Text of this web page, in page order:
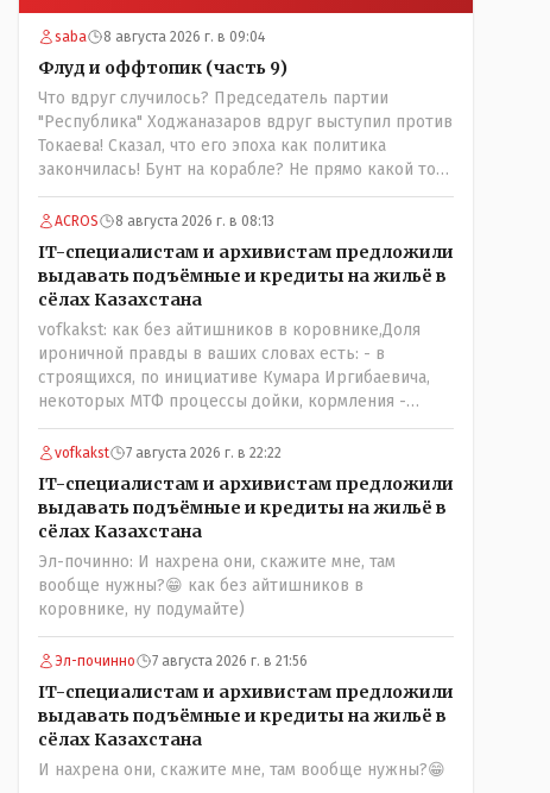
saba 8 августа 2026 г. в 09:04
Флуд и оффтопик (часть 9)
Что вдруг случилось? Председатель партии
"Республика" Ходжаназаров вдруг выступил против
Токаева! Сказал, что его эпоха как политика
закончилась! Бунт на корабле? Не прямо какой то
правдолюб вдруг выступил! Может он
инопланетянин? Появился неизвестно откуда,
холдинг и теперь против президента выступает!
Вот ни капельки ему не поверю, что он действует в
интересах страны, про народ уже и не говорю!
Опять какие то закулисные игры?
ACROS 8 августа 2026 г. в 08:13
IT-специалистам и архивистам предложили
выдавать подъёмные и кредиты на жильё в
сёлах Казахстана
vofkakst: как без айтишников в коровнике,Доля
ироничной правды в ваших словах есть: - в
строящихся, по инициативе Кумара Иргибаевича,
некоторых МТФ процессы дойки, кормления -
оцифрованы и иногда эти программы дают сбой - и
тогда они нужны, хотя я насколько в курсе своей
можно решать и устранять эти сбои и удалённо -
лёжа на диване, в городе. Но, этих современных и
оцифрованных МТФ критично мало для массового
переезда лохматых и обкуренных молодых ребят
из города в село, да и те МТФ я по опыту
подозреваю, скоро перейдут на обслуживание с
помошью кувалды, китайского скотча, алюминевой
проволоки и русского мата. Вот где работать в селе
именно АРХИВАРИУСАМ - понятие не имею-
допустим все мои архивы по работе и по семейной
жизни - помещаются в одну дешёвую китайскую
флешку купленную на оптушке на Складской за 1
000 тенге. Впрочем, не надо гадать: - это замутили
vofkakst 7 августа 2026 г. в 22:22
IT-специалистам и архивистам предложили
выдавать подъёмные и кредиты на жильё в
сёлах Казахстана
Эл-починно: И нахрена они, скажите мне, там
вообще нужны?😁 как без айтишников в
коровнике, ну подумайте)
Эл-починно 7 августа 2026 г. в 21:56
IT-специалистам и архивистам предложили
выдавать подъёмные и кредиты на жильё в
сёлах Казахстана
И нахрена они, скажите мне, там вообще нужны?😁